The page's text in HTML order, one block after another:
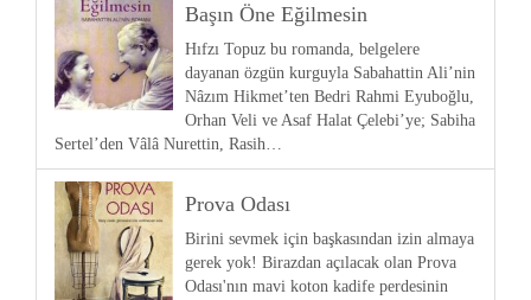
Başın Öne Eğilmesin
Hıfzı Topuz bu romanda, belgelere
dayanan özgün kurguyla Sabahattin Ali’nin
Nâzım Hikmet’ten Bedri Rahmi Eyuboğlu,
Orhan Veli ve Asaf Halat Çelebi’ye; Sabiha
Sertel’den Vâlâ Nurettin, Rasih…
Prova Odası
Birini sevmek için başkasından izin almaya
gerek yok! Birazdan açılacak olan Prova
Odası'nın mavi koton kadife perdesinin